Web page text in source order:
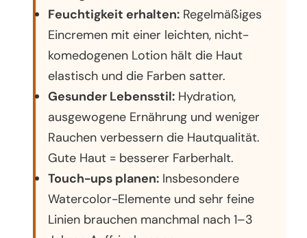
Feuchtigkeit erhalten: Regelmäßiges
Eincremen mit einer leichten, nicht-
komedogenen Lotion hält die Haut
elastisch und die Farben satter.
Gesunder Lebensstil: Hydration,
ausgewogene Ernährung und weniger
Rauchen verbessern die Hautqualität.
Gute Haut = besserer Farberhalt.
Touch-ups planen: Insbesondere
Watercolor-Elemente und sehr feine
Linien brauchen manchmal nach 1–3